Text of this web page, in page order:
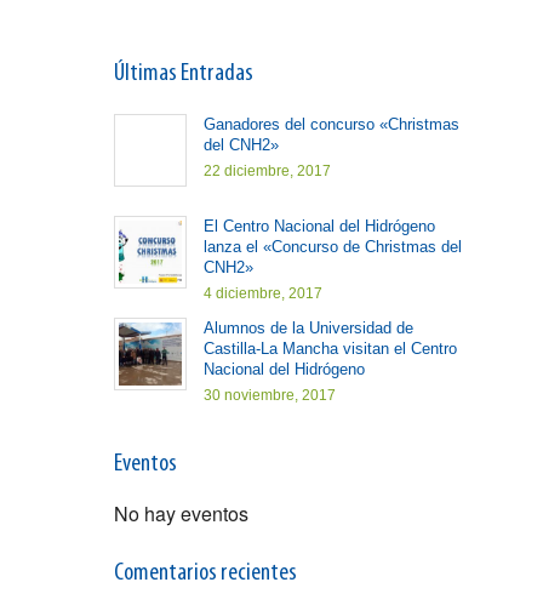
Últimas Entradas
Ganadores del concurso «Christmas
del CNH2»
22 diciembre, 2017
El Centro Nacional del Hidrógeno
lanza el «Concurso de Christmas del
CNH2»
4 diciembre, 2017
Alumnos de la Universidad de
Castilla-La Mancha visitan el Centro
Nacional del Hidrógeno
30 noviembre, 2017
Eventos
No hay eventos
Comentarios recientes